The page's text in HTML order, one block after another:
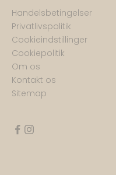
Handelsbetingelser
Privatlivspolitik
Cookieindstillinger
Cookiepolitik
Om os
Kontakt os
Sitemap